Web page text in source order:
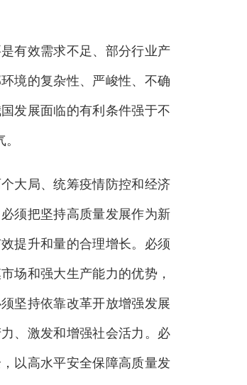
有效需求不足、部分行业产
境的复杂性、严峻性、不确
发展面临的有利条件强于不
大局、统筹疫情防控和经济
须把坚持高质量发展作为新
提升和量的合理增长。必须
场和强大生产能力的优势，
坚持依靠改革开放增强发展
、激发和增强社会活力。必
以高水平安全保障高质量发